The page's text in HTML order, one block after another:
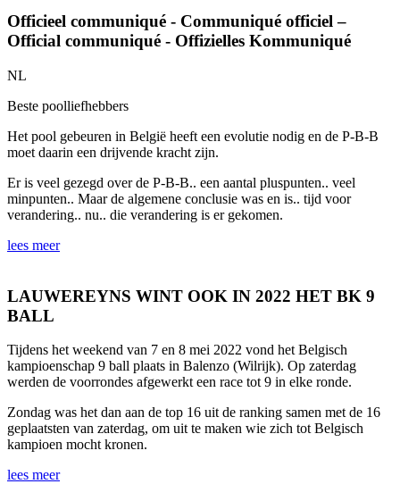
Officieel communiqué - Communiqué officiel –
Official communiqué - Offizielles Kommuniqué
NL
Beste poolliefhebbers
Het pool gebeuren in België heeft een evolutie nodig en de P-B-B
moet daarin een drijvende kracht zijn.
Er is veel gezegd over de P-B-B.. een aantal pluspunten.. veel
minpunten.. Maar de algemene conclusie was en is.. tijd voor
verandering.. nu.. die verandering is er gekomen.
lees meer
LAUWEREYNS WINT OOK IN 2022 HET BK 9
BALL
Tijdens het weekend van 7 en 8 mei 2022 vond het Belgisch
kampioenschap 9 ball plaats in Balenzo (Wilrijk). Op zaterdag
werden de voorrondes afgewerkt een race tot 9 in elke ronde.
Zondag was het dan aan de top 16 uit de ranking samen met de 16
geplaatsten van zaterdag, om uit te maken wie zich tot Belgisch
kampioen mocht kronen.
lees meer